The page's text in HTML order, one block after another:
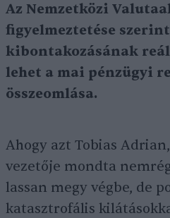
Az Nemzetközi
figyelmeztetése
kibontakozásának
lehet a mai pénzügyi
összeomlása.
Ahogy azt Tobias
vezetője mondta
lassan megy végbe, de
katasztrofális